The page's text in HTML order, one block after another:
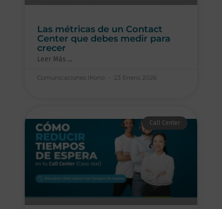
Las métricas de un Contact
Center que debes medir para
crecer
Leer Más ...
Comunicaciones IKono 23 Enero, 2026
Call Center